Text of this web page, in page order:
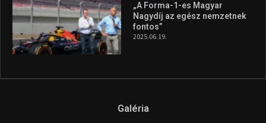
„A Forma-1-es Magyar
Nagydíj az egész nemzetnek
fontos”
2025.06.19.
Galéria